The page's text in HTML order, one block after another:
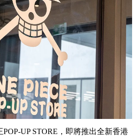
UP STORE，即將推出全新香港